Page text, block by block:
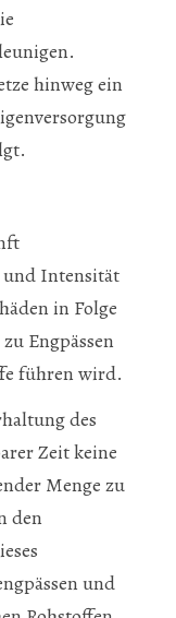
hinweg ein
und Intensität
in Folge
Engpässen
führen wird.
des
Zeit keine
Menge zu
den
und